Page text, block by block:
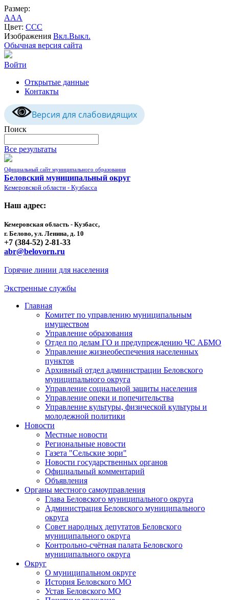
Размер:
AAA
Цвет: CCC
Изображения Вкл.Выкл.
Обычная версия сайта
Войти
Открытые данные
Контакты
Версия для слабовидящих
Поиск
Все результаты
Официальный сайт муниципального образования
Беловский муниципальный округ
Кемеровской области - Кузбасса
Наш адрес:
Кемеровская область - Кузбасс,
г. Белово, ул. Ленина, д. 10
+7 (384-52) 2-81-33
abr@belovorn.ru
Горячие линии для населения
Экстренные службы
Главная
Комитет по управлению муниципальным
имуществом
Управление образования
Отдел по делам ГО и предупреждению ЧС АБМО
Управление жизнеобеспечения населенных
пунктов
Архивный отдел администрации Беловского
муниципального округа
Управление социальной защиты населения
Управление опеки и попечительства
Управление культуры, физической культуры и
молодежной политики
Новости
Местные новости
Региональные новости
Газета "Сельские зори"
Новости государственных органов
Официальный комментарий
Объявления
Органы местного самоуправления
Глава Беловского муниципального округа
Администрация Беловского муниципального
округа
Совет народных депутатов Беловского
муниципального округа
Контрольно-счётная палата Беловского
муниципального округа
Округ
О муниципальном округе
История Беловского МО
Устав Беловского МО